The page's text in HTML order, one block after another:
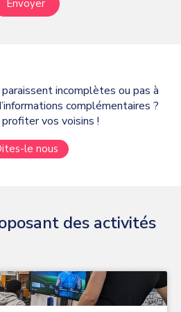
Envoyer
incomplètes ou pas à
complémentaires ?
vos voisins !
le nous
des activités